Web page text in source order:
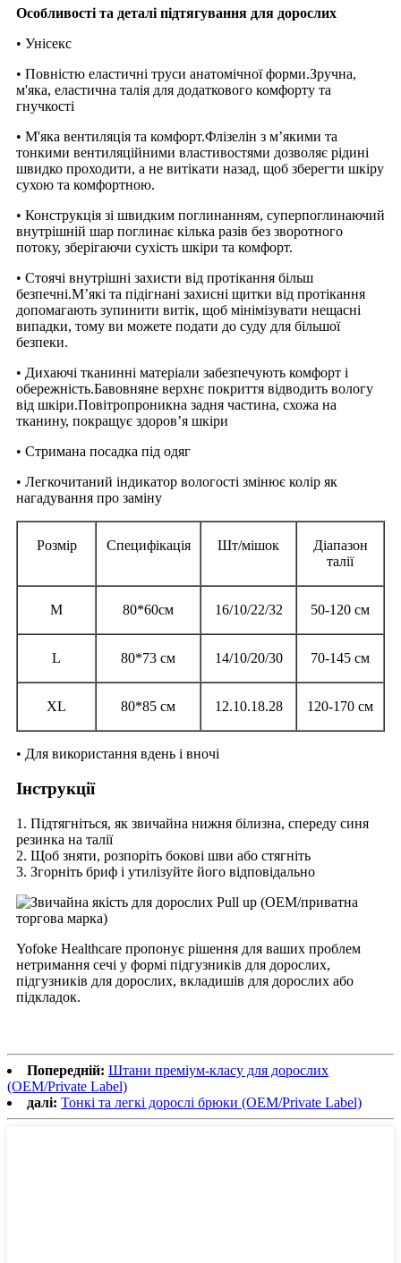
Особливості та деталі підтягування для дорослих
• Унісекс
• Повністю еластичні труси анатомічної форми.Зручна,
м'яка, еластична талія для додаткового комфорту та
гнучкості
• М'яка вентиляція та комфорт.Флізелін з м’якими та
тонкими вентиляційними властивостями дозволяє рідині
швидко проходити, а не витікати назад, щоб зберегти шкіру
сухою та комфортною.
• Конструкція зі швидким поглинанням, суперпоглинаючий
внутрішній шар поглинає кілька разів без зворотного
потоку, зберігаючи сухість шкіри та комфорт.
• Стоячі внутрішні захисти від протікання більш
безпечні.М’які та підігнані захисні щитки від протікання
допомагають зупинити витік, щоб мінімізувати нещасні
випадки, тому ви можете подати до суду для більшої
безпеки.
• Дихаючі тканинні матеріали забезпечують комфорт і
обережність.Бавовняне верхнє покриття відводить вологу
від шкіри.Повітропроникна задня частина, схожа на
тканину, покращує здоров’я шкіри
• Стримана посадка під одяг
• Легкочитаний індикатор вологості змінює колір як
нагадування про заміну
Розмір Специфікація Шт/мішок
Діапазон
талії
M 80*60см 16/10/22/32 50-120 см
L 80*73 см 14/10/20/30 70-145 см
XL 80*85 см 12.10.18.28 120-170 см
• Для використання вдень і вночі
Інструкції
1. Підтягніться, як звичайна нижня білизна, спереду синя
резинка на талії
2. Щоб зняти, розпоріть бокові шви або стягніть
3. Згорніть бриф і утилізуйте його відповідально
Yofoke Healthcare пропонує рішення для ваших проблем
нетримання сечі у формі підгузників для дорослих,
підгузників для дорослих, вкладишів для дорослих або
підкладок.
Попередній: Штани преміум-класу для дорослих
(OEM/Private Label)
далі: Тонкі та легкі дорослі брюки (OEM/Private Label)